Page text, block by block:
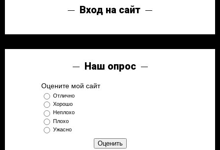
Вход на сайт
Наш опрос
Оцените мой сайт
Отлично
Хорошо
Неплохо
Плохо
Ужасно